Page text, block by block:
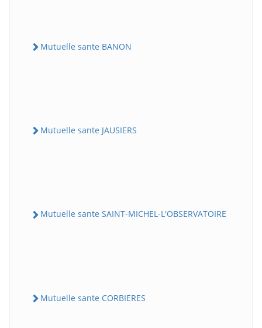
Mutuelle sante BANON
Mutuelle sante JAUSIERS
Mutuelle sante SAINT-MICHEL-L'OBSERVATOIRE
Mutuelle sante CORBIERES